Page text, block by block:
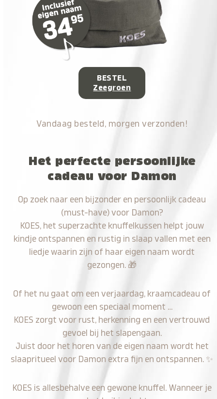
BESTEL
Zeegroen
Vandaag besteld, morgen verzonden!
Het perfecte persoonlijke
cadeau voor Damon
Op zoek naar een bijzonder en persoonlijk cadeau
(must-have) voor Damon?
KOES, het superzachte knuffelkussen helpt jouw
kindje ontspannen en rustig in slaap vallen met een
liedje waarin zijn of haar eigen naam wordt
gezongen. 🎁
Of het nu gaat om een verjaardag, kraamcadeau of
gewoon een speciaal moment …
KOES zorgt voor rust, herkenning en een vertrouwd
gevoel bij het slapengaan.
Juist door het horen van de eigen naam wordt het
slaapritueel voor Damon extra fijn en ontspannen. ✨
KOES is allesbehalve een gewone knuffel. Wanneer je